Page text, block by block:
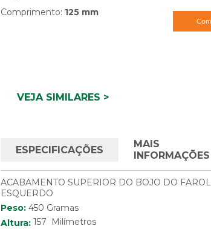
Comprimento: 125 mm
VEJA SIMILARES >
ESPECIFICAÇÕES
MAIS
INFORMAÇÕES
ACABAMENTO SUPERIOR DO BOJO DO
ESQUERDO
Peso: 450 Gramas
Altura:157 Milímetros